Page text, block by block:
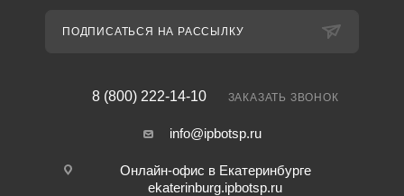
ПОДПИСАТЬСЯ НА РАССЫЛКУ
8 (800) 222-14-10 ЗАКАЗАТЬ ЗВОНОК
info@ipbotsp.ru
Онлайн-офис в Екатеринбурге
ekaterinburg.ipbotsp.ru